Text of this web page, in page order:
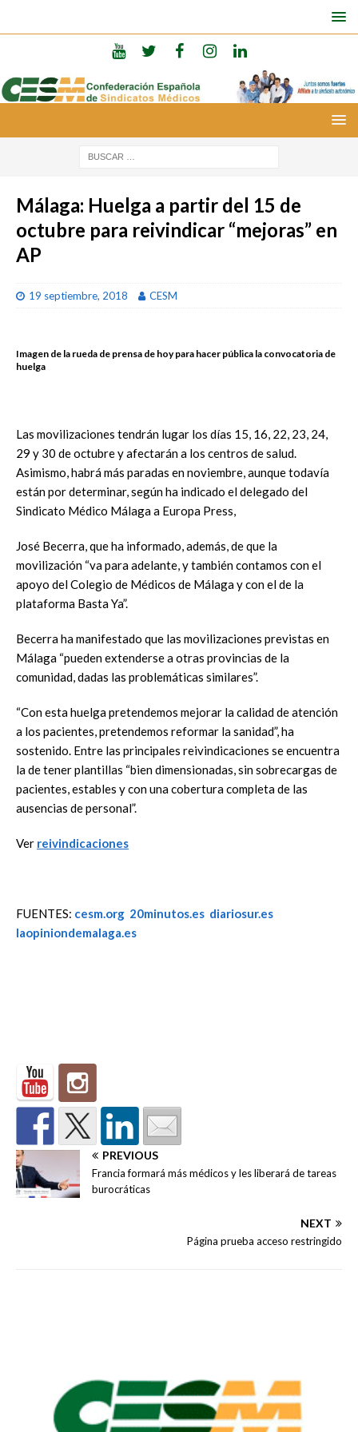
Málaga: Huelga a partir del 15 de
octubre para reivindicar “mejoras” en
AP
19 septiembre, 2018 CESM
Imagen de la rueda de prensa de hoy para hacer pública la convocatoria de
huelga
Las movilizaciones tendrán lugar los días 15, 16, 22, 23, 24,
29 y 30 de octubre y afectarán a los centros de salud.
Asimismo, habrá más paradas en noviembre, aunque todavía
están por determinar, según ha indicado el delegado del
Sindicato Médico Málaga a Europa Press,
José Becerra, que ha informado, además, de que la
movilización “va para adelante, y también contamos con el
apoyo del Colegio de Médicos de Málaga y con el de la
plataforma Basta Ya”.
Becerra ha manifestado que las movilizaciones previstas en
Málaga “pueden extenderse a otras provincias de la
comunidad, dadas las problemáticas similares”.
“Con esta huelga pretendemos mejorar la calidad de atención
a los pacientes, pretendemos reformar la sanidad”, ha
sostenido. Entre las principales reivindicaciones se encuentra
la de tener plantillas “bien dimensionadas, sin sobrecargas de
pacientes, estables y con una cobertura completa de las
ausencias de personal”.
Ver reivindicaciones
FUENTES: cesm.org 20minutos.es diariosur.es
laopiniondemalaga.es
PREVIOUS
Francia formará más médicos y les liberará de tareas
burocráticas
NEXT
Página prueba acceso restringido